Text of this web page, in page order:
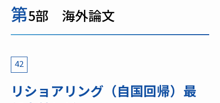
第5部 海外論文
42
リショアリング（自国回帰）最